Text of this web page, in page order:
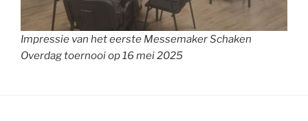
Impressie van het eerste Messemaker Schaken
Overdag toernooi op 16 mei 2025